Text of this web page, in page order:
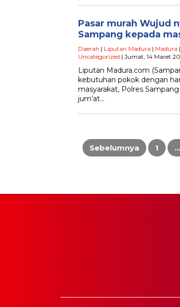
Pasar murah Wujud
Sampang kepada
Daerah | Liputan Madura | Madura |
Uncategorized | Jumat, 14 Maret
Liputan Madura.com
kebutuhan pokok dengan
masyarakat, Polres
jum’at…
Paginasi
pos
Sebelumnya 1 …